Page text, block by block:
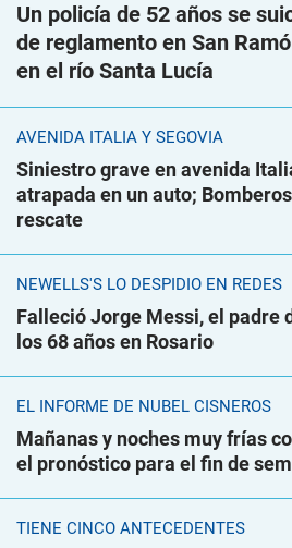
Un policía de 52 años se
de reglamento en San
en el río Santa Lucía
AVENIDA ITALIA Y SEGOVIA
Siniestro grave en avenida
atrapada en un auto;
rescate
NEWELLS'S LO DESPIDIÓ EN REDES
Falleció Jorge Messi, el padre
los 68 años en Rosario
EL INFORME DE NUBEL CISNEROS
Mañanas y noches muy frías
el pronóstico para el fin de
TIENE CINCO ANTECEDENTES